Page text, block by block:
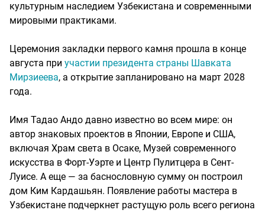
культурным наследием Узбекистана и современными
мировыми практиками.
Церемония закладки первого камня прошла в конце
августа при участии президента страны Шавката
Мирзиеева, а открытие запланировано на март 2028
года.
Имя Тадао Андо давно известно во всем мире: он
автор знаковых проектов в Японии, Европе и США,
включая Храм света в Осаке, Музей современного
искусства в Форт-Уэрте и Центр Пулитцера в Сент-
Луисе. А еще — за баснословную сумму он построил
дом Ким Кардашьян. Появление работы мастера в
Узбекистане подчеркнет растущую роль всего региона